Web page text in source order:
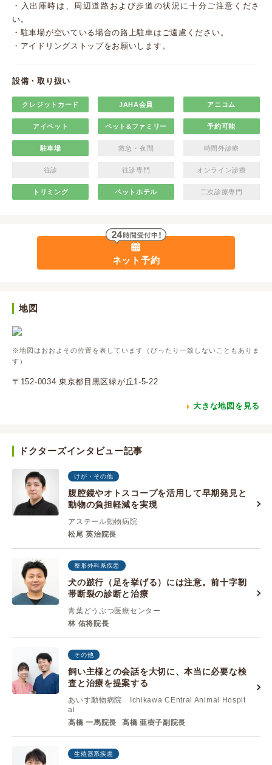
・入出庫時は、周辺道路および歩道の状況に十分ご注意くださ
い。
・駐車場が空いている場合の路上駐車はご遠慮ください。
・アイドリングストップをお願いします。
設備・取り扱い
クレジットカード JAHA会員 アニコム
アイペット ペット&ファミリー 予約可能
駐車場 救急・夜間 時間外診療
往診 往診専門 オンライン診療
トリミング ペットホテル 二次診療専門
ネット予約
地図
※地図はおおよその位置を表しています（ぴったり一致しないこともありま
す）
〒152-0034 東京都目黒区緑が丘1-5-22
大きな地図を見る
ドクターズインタビュー記事
けが・その他
腹腔鏡やオトスコープを活用して早期発見と
動物の負担軽減を実現
アステール動物病院
松尾 英治院長
整形外科系疾患
犬の跛行（足を挙げる）には注意。前十字靭
帯断裂の診断と治療
青葉どうぶつ医療センター
林 佑将院長
その他
飼い主様との会話を大切に、本当に必要な検
査と治療を提案する
あいす動物病院 Ichikawa CEntral Animal Hospit
al
髙橋 一馬院長
髙橋 亜樹子副院長
生殖器系疾患